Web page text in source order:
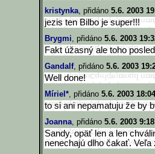
kristynka, přidáno 5.6. 2003
jezis ten Bilbo je super!!!
Brygmi, přidáno 5.6. 2003
Fakt úžasný ale toho
Gandalf, přidáno 5.6. 2003
Well done!
Míriel*, přidáno 5.6. 2003
to si ani nepamatuju že by
Joanna, přidáno 5.6. 2003
Sandy, opäť len a len
nenechajú dlho čakať. Veľa